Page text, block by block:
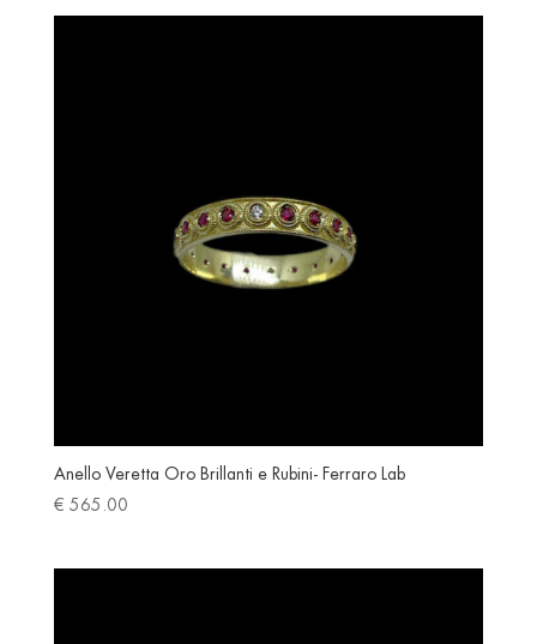
Anello Veretta Oro Brillanti e Rubini- Ferraro Lab
€ 565.00